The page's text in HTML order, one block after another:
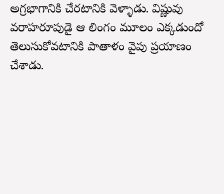
అగ్రభాగానికి చేరటానికి వెళ్ళాడు. విష్ణువు
వరాహరూపుడై ఆ లింగం మూలం ఎక్కడుందో
తెలుసుకోవటానికి పాతాళం వైపు ప్రయాణం
చేశాడు.